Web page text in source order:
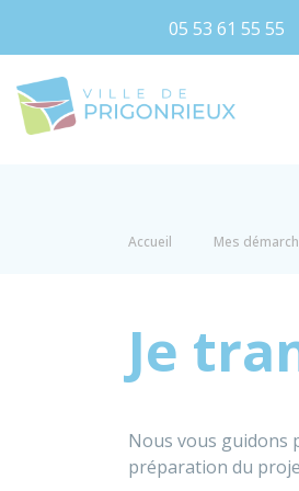
05 53 61 55 55
Accueil Mes
Je
Nous vous guidons
préparation du